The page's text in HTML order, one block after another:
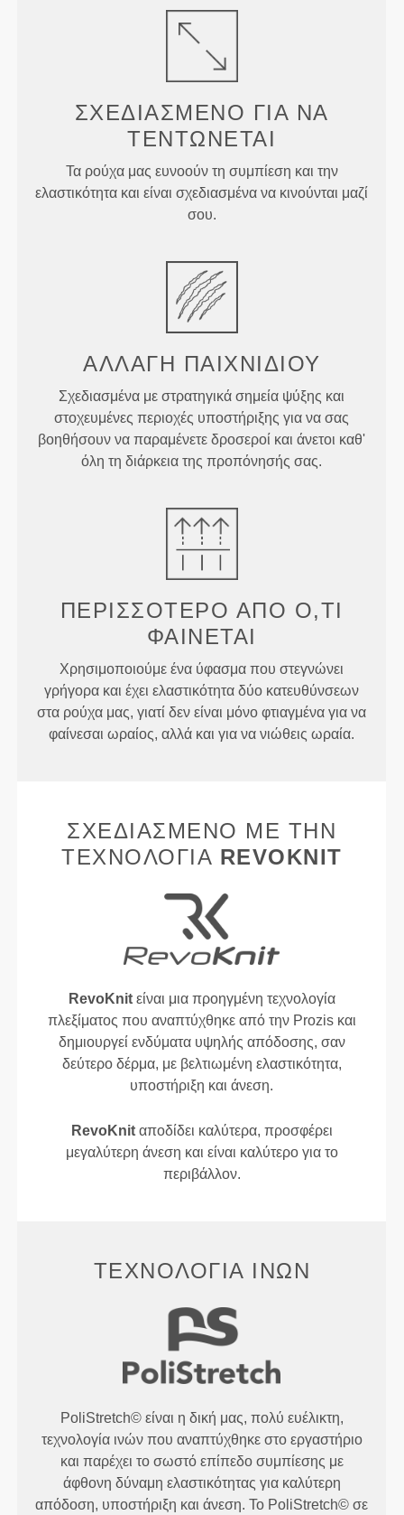
ΣΧΕΔΙΑΣΜΈΝΟ ΓΙΑ ΝΑ
ΤΕΝΤΏΝΕΤΑΙ
Τα ρούχα μας ευνοούν τη συμπίεση και την
ελαστικότητα και είναι σχεδιασμένα να κινούνται μαζί
σου.
ΑΛΛΑΓΉ ΠΑΙΧΝΙΔΙΟΎ
Σχεδιασμένα με στρατηγικά σημεία ψύξης και
στοχευμένες περιοχές υποστήριξης για να σας
βοηθήσουν να παραμένετε δροσεροί και άνετοι καθ'
όλη τη διάρκεια της προπόνησής σας.
ΠΕΡΙΣΣΌΤΕΡΟ ΑΠΌ Ό,ΤΙ
ΦΑΊΝΕΤΑΙ
Χρησιμοποιούμε ένα ύφασμα που στεγνώνει
γρήγορα και έχει ελαστικότητα δύο κατευθύνσεων
στα ρούχα μας, γιατί δεν είναι μόνο φτιαγμένα για να
φαίνεσαι ωραίος, αλλά και για να νιώθεις ωραία.
ΣΧΕΔΙΑΣΜΈΝΟ ΜΕ ΤΗΝ
ΤΕΧΝΟΛΟΓΊΑ REVOKNIT
RevoKnitείναι μια προηγμένη τεχνολογία
πλεξίματος που αναπτύχθηκε από την Prozis και
δημιουργεί ενδύματα υψηλής απόδοσης, σαν
δεύτερο δέρμα, με βελτιωμένη ελαστικότητα,
υποστήριξη και άνεση.
RevoKnitαποδίδει καλύτερα, προσφέρει
μεγαλύτερη άνεση και είναι καλύτερο για το
περιβάλλον.
ΤΕΧΝΟΛΟΓΊΑ ΙΝΏΝ
PoliStretch© είναι η δική μας, πολύ ευέλικτη,
τεχνολογία ινών που αναπτύχθηκε στο εργαστήριο
και παρέχει το σωστό επίπεδο συμπίεσης με
άφθονη δύναμη ελαστικότητας για καλύτερη
απόδοση, υποστήριξη και άνεση. Το PoliStretch© σε